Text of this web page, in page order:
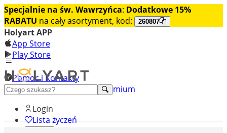
Specjalnie na św. Wawrzyńca: Dodatkowe 15%
RABATU na cały asortyment, kod: 260807
Holyart APP
App Store
Play Store
Pomoc i Kontakty
+48 222 922 860
Odkryj premium
Login
Lista życzeń